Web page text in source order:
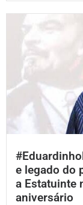
e legado do
a Estatuinte
aniversário